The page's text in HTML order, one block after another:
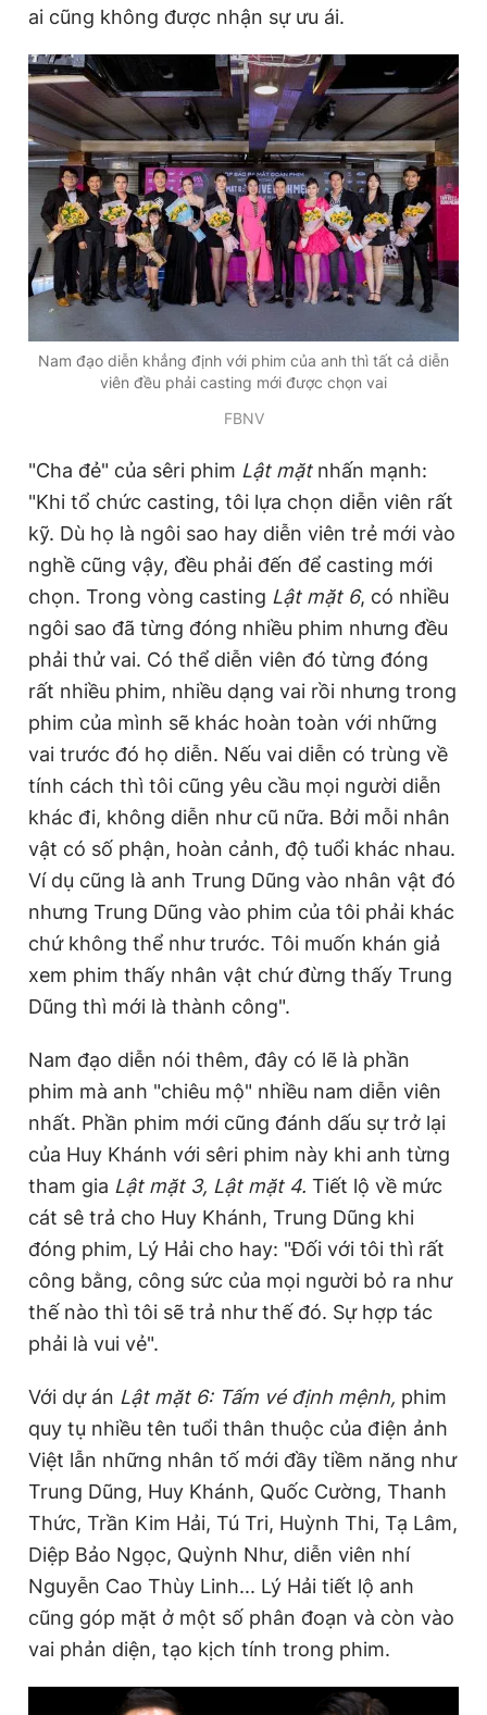
ai cũng không được nhận sự ưu ái.
Nam đạo diễn khẳng định với phim của anh thì tất cả diễn
viên đều phải casting mới được chọn vai
FBNV
"Cha đẻ" của sêri phim Lật mặt nhấn mạnh:
"Khi tổ chức casting, tôi lựa chọn diễn viên rất
kỹ. Dù họ là ngôi sao hay diễn viên trẻ mới vào
nghề cũng vậy, đều phải đến để casting mới
chọn. Trong vòng casting Lật mặt 6, có nhiều
ngôi sao đã từng đóng nhiều phim nhưng đều
phải thử vai. Có thể diễn viên đó từng đóng
rất nhiều phim, nhiều dạng vai rồi nhưng trong
phim của mình sẽ khác hoàn toàn với những
vai trước đó họ diễn. Nếu vai diễn có trùng về
tính cách thì tôi cũng yêu cầu mọi người diễn
khác đi, không diễn như cũ nữa. Bởi mỗi nhân
vật có số phận, hoàn cảnh, độ tuổi khác nhau.
Ví dụ cũng là anh Trung Dũng vào nhân vật đó
nhưng Trung Dũng vào phim của tôi phải khác
chứ không thể như trước. Tôi muốn khán giả
xem phim thấy nhân vật chứ đừng thấy Trung
Dũng thì mới là thành công".
Nam đạo diễn nói thêm, đây có lẽ là phần
phim mà anh "chiêu mộ" nhiều nam diễn viên
nhất. Phần phim mới cũng đánh dấu sự trở lại
của Huy Khánh với sêri phim này khi anh từng
tham gia Lật mặt 3, Lật mặt 4. Tiết lộ về mức
cát sê trả cho Huy Khánh, Trung Dũng khi
đóng phim, Lý Hải cho hay: "Đối với tôi thì rất
công bằng, công sức của mọi người bỏ ra như
thế nào thì tôi sẽ trả như thế đó. Sự hợp tác
phải là vui vẻ".
Với dự án Lật mặt 6: Tấm vé định mệnh, phim
quy tụ nhiều tên tuổi thân thuộc của điện ảnh
Việt lẫn những nhân tố mới đầy tiềm năng như
Trung Dũng, Huy Khánh, Quốc Cường, Thanh
Thức, Trần Kim Hải, Tú Tri, Huỳnh Thi, Tạ Lâm,
Diệp Bảo Ngọc, Quỳnh Như, diễn viên nhí
Nguyễn Cao Thùy Linh... Lý Hải tiết lộ anh
cũng góp mặt ở một số phân đoạn và còn vào
vai phản diện, tạo kịch tính trong phim.